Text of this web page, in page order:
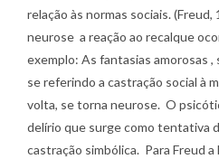
relação às normas sociais. (Freud,
neurose a reação ao recalque
exemplo: As fantasias amorosas
se referindo a castração social à
volta, se torna neurose. O
delírio que surge como tentativa
castração simbólica. Para Freud